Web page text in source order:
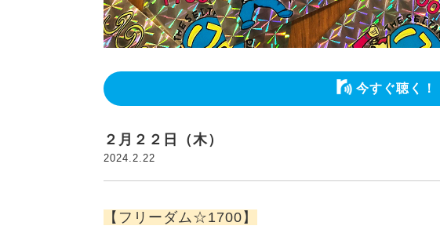
今すぐ聴く！
２月２２日（木）
2024.2.22
【フリーダム☆1700】